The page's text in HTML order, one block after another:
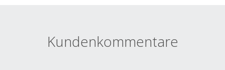
Kundenkommentare